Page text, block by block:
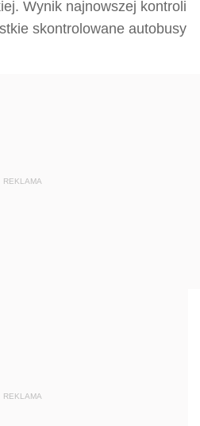
Wynik najnowszej kontroli
skontrolowane autobusy
REKLAMA
REKLAMA